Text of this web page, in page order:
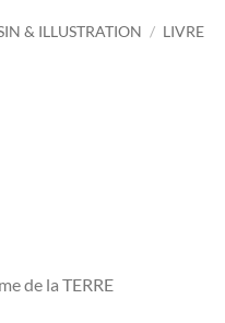
& ILLUSTRATION / LIVRE
de la TERRE